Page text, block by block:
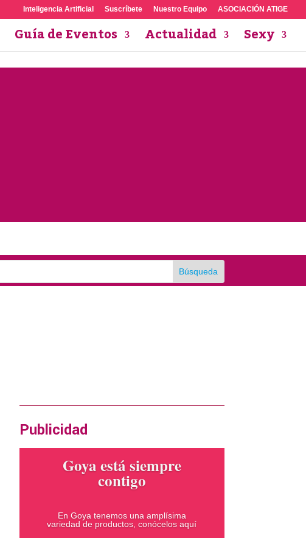
Inteligencia Artificial Suscríbete Nuestro Equipo ASOCIACIÓN ATIGE
Guía de Eventos Actualidad Sexy
Publicidad
Goya está siempre
contigo
En Goya tenemos una amplísima
variedad de productos, conócelos aquí